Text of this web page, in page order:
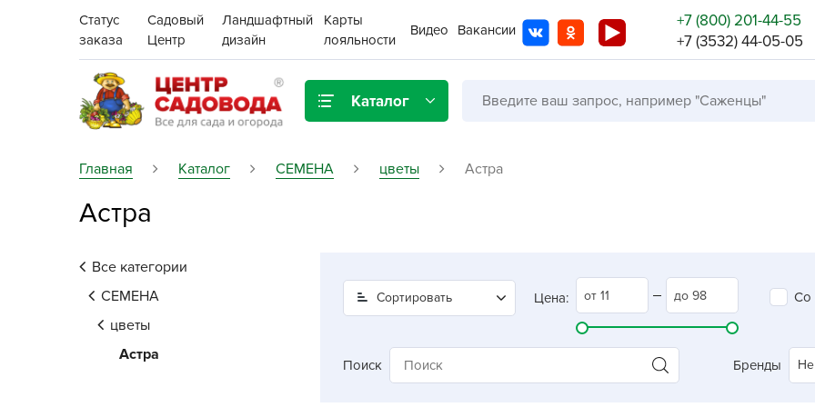
Статус
заказа
Садовый
Центр
Ландшафтный
дизайн
Карты
лояльности
Видео Вакансии
+7 (800) 201-44-55
+7 (3532) 44-05-05
Каталог
Газонная трава
Грунты, дренаж, мульча
Ёмкости для рассады и
растений,
проращиватели
Бренды
Главная Каталог СЕМЕНА цветы Астра
Астра
Все категории
СЕМЕНА
цветы
Астра
Сортировать Цена: Со
Поиск Бренды